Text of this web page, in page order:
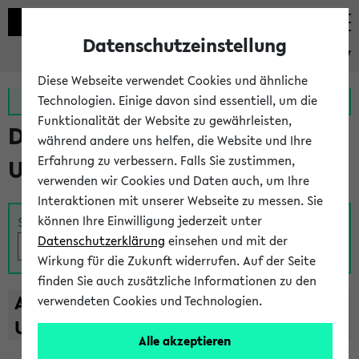
eKVV
Zur MeineUni App Zum MeineUni Portal
Das Lehrangebot der
Universität Bielefeld
Suche
A B C D E F G H I J K L M N O
U
V W X Y
Z
Datenschutzeinstellung
Diese Webseite verwendet Cookies und ähnliche
Technologien. Einige davon sind essentiell, um die
Funktionalität der Website zu gewährleisten,
während andere uns helfen, die Website und Ihre
Erfahrung zu verbessern. Falls Sie zustimmen,
verwenden wir Cookies und Daten auch, um Ihre
Interaktionen mit unserer Webseite zu messen. Sie
können Ihre Einwilligung jederzeit unter
Datenschutzerklärung einsehen und mit der
Wirkung für die Zukunft widerrufen. Auf der Seite
finden Sie auch zusätzliche Informationen zu den
verwendeten Cookies und Technologien.
Alle akzeptieren